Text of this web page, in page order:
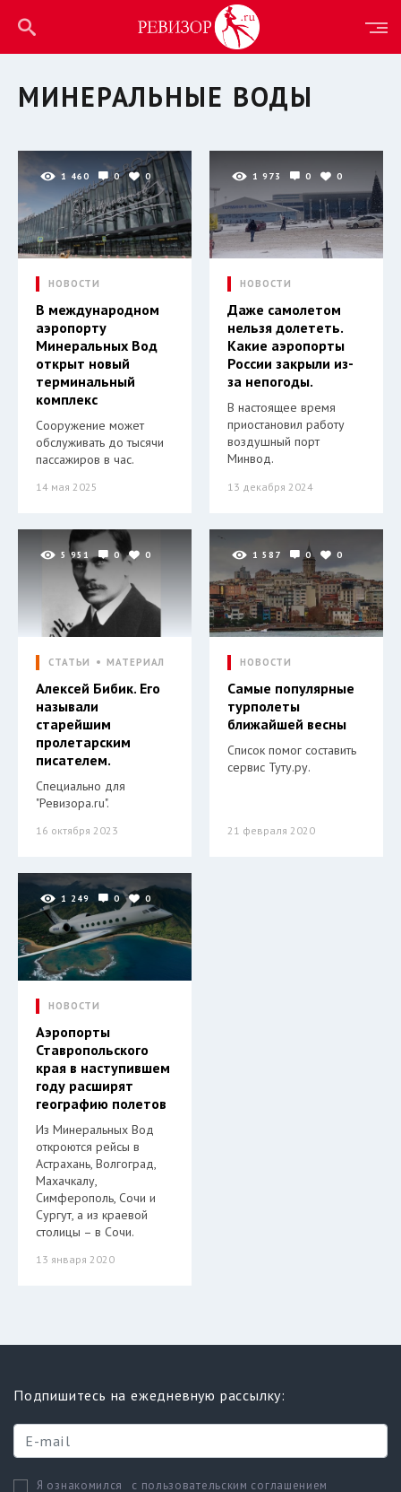
МИНЕРАЛЬНЫЕ ВОДЫ
1 460 0 0
НОВОСТИ
В международном
аэропорту
Минеральных Вод
открыт новый
терминальный
комплекс
Сооружение может
обслуживать до тысячи
пассажиров в час.
14 мая 2025
1 973 0 0
НОВОСТИ
Даже самолетом
нельзя долететь.
Какие аэропорты
России закрыли из-
за непогоды.
В настоящее время
приостановил работу
воздушный порт
Минвод.
13 декабря 2024
5 951 0 0
СТАТЬИ МАТЕРИАЛ
Алексей Бибик. Его
называли
старейшим
пролетарским
писателем.
Специально для
"Ревизора.ru".
16 октября 2023
1 587 0 0
НОВОСТИ
Самые популярные
турполеты
ближайшей весны
Список помог составить
сервис Туту.ру.
21 февраля 2020
1 249 0 0
НОВОСТИ
Аэропорты
Ставропольского
края в наступившем
году расширят
географию полетов
Из Минеральных Вод
откроются рейсы в
Астрахань, Волгоград,
Махачкалу,
Симферополь, Сочи и
Сургут, а из краевой
столицы – в Сочи.
13 января 2020
Подпишитесь на ежедневную рассылку:
Я ознакомился с пользовательским соглашением